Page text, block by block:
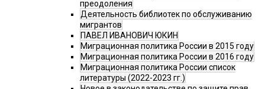
преодоления
Деятельность библиотек по обслуживанию
мигрантов
ПАВЕЛ ИВАНОВИЧ ЮКИН
Миграционная политика России в 2015 году
Миграционная политика России в 2016 году
Миграционная политика России список
литературы (2022-2023 гг.)